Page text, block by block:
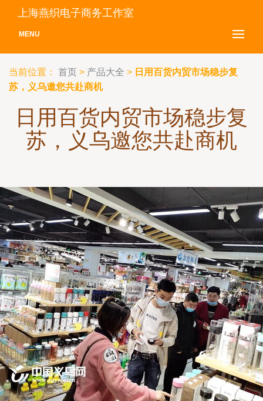
上海燕织电子商务工作室
MENU
当前位置： 首页 > 产品大全 > 日用百货内贸市场稳步复
苏，义乌邀您共赴商机
日用百货内贸市场稳步复
苏，义乌邀您共赴商机